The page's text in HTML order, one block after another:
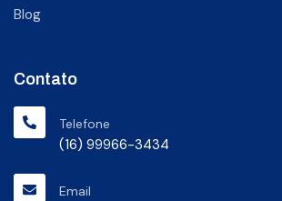
Blog
Contato
Telefone
(16) 99966-3434
Email